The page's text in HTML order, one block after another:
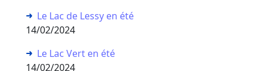
Le Lac de Lessy en été
14/02/2024
Le Lac Vert en été
14/02/2024